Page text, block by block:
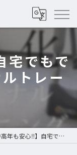
宅でもで
トレー
も安心‼︎】自宅でもできる出張型パーソナルトレーニ...